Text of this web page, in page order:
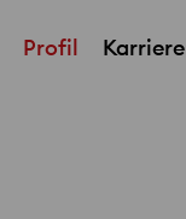
Profil Karriere